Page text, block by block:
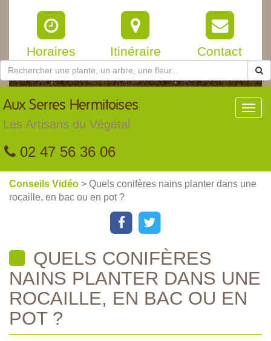
Horaires Itinéraire Contact
Aux Serres Hermitoises
Les Artisans du Végétal
02 47 56 36 06
Conseils Vidéo > Quels conifères nains planter dans une
rocaille, en bac ou en pot ?
QUELS CONIFÈRES
NAINS PLANTER DANS UNE
ROCAILLE, EN BAC OU EN
POT ?